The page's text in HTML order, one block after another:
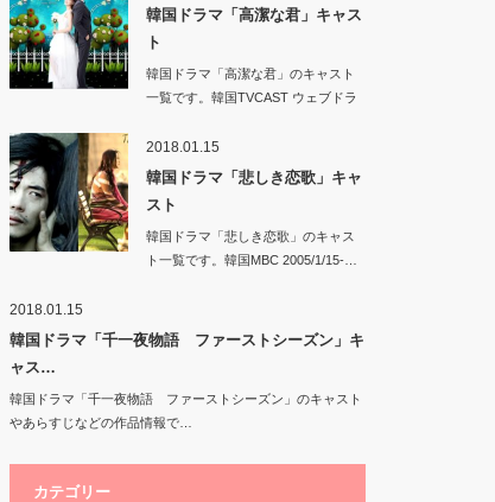
韓国ドラマ「高潔な君」キャス
ト
韓国ドラマ「高潔な君」のキャスト
一覧です。韓国TVCAST ウェブドラ
2018.01.15
韓国ドラマ「悲しき恋歌」キャ
スト
韓国ドラマ「悲しき恋歌」のキャス
ト一覧です。韓国MBC 2005/1/15-…
2018.01.15
韓国ドラマ「千一夜物語 ファーストシーズン」キ
ャス…
韓国ドラマ「千一夜物語 ファーストシーズン」のキャスト
やあらすじなどの作品情報で…
カテゴリー